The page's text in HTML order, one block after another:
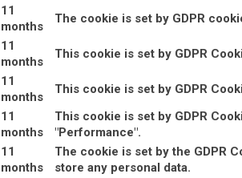
11
months
The cookie is set by GDPR
11
months
This cookie is set by GDPR
11
months
This cookie is set by GDPR
11
months
This cookie is set by GDPR
"Performance".
11
months
The cookie is set by the GDPR
store any personal data.